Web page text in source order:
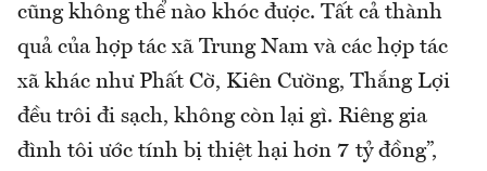
cũng không thể nào khóc được. Tất cả thành
quả của hợp tác xã Trung Nam và các hợp tác
xã khác như Phất Cờ, Kiên Cường, Thắng Lợi
đều trôi đi sạch, không còn lại gì. Riêng gia
đình tôi ước tính bị thiệt hại hơn 7 tỷ đồng”,